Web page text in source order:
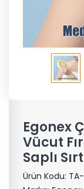
Egonex
Vücut
Saplı
Ürün Kodu: